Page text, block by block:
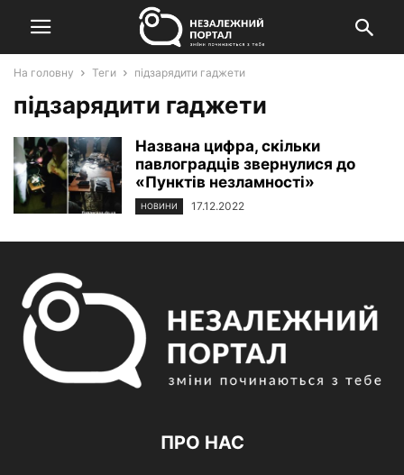
На головну Теги підзарядити гаджети
підзарядити гаджети
Названа цифра, скільки
павлоградців звернулися до
«Пунктів незламності»
НОВИНИ 17.12.2022
ПРО НАС